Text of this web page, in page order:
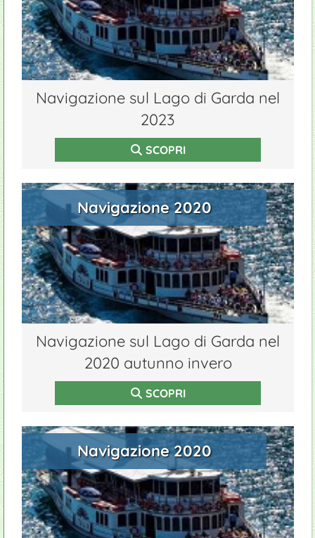
Navigazione sul Lago di Garda nel
2023
SCOPRI
Navigazione 2020
Navigazione sul Lago di Garda nel
2020 autunno invero
SCOPRI
Navigazione 2020